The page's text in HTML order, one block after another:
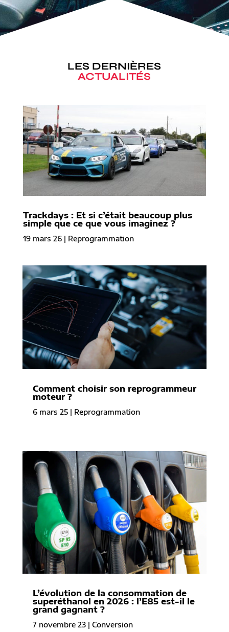
LES DERNIÈRES
ACTUALITÉS
Trackdays : Et si c’était beaucoup plus
simple que ce que vous imaginez ?
19 mars 26| Reprogrammation
Comment choisir son reprogrammeur
moteur ?
6 mars 25| Reprogrammation
L’évolution de la consommation de
superéthanol en 2026 : l’E85 est-il le
grand gagnant ?
7 novembre 23| Conversion